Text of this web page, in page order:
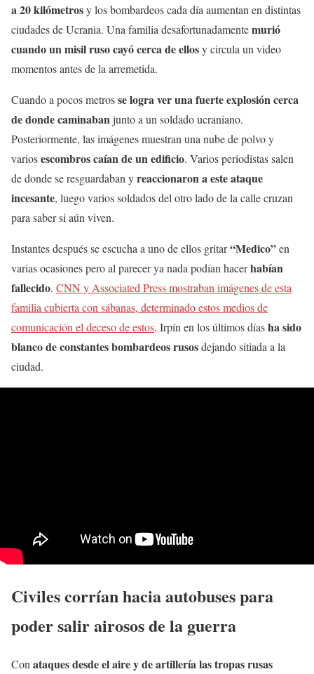
a 20 kilómetrosy los bombardeos cada día aumentan en distintas
ciudades de Ucrania. Una familia desafortunadamentemurió
cuando un misil ruso cayó cerca de ellosy circula un video
momentos antes de la arremetida.
Cuando a pocos metrosse logra ver una fuerte explosión cerca
de donde caminabanjunto a un soldado ucraniano.
Posteriormente, las imágenes muestran una nube de polvo y
variosescombros caían de un edificio. Varios periodistas salen
de donde se resguardaban yreaccionaron a este ataque
incesante, luego varios soldados del otro lado de la calle cruzan
para saber si aún viven.
Instantes después se escucha a uno de ellos gritar“Medico”en
varias ocasiones pero al parecer ya nada podían hacerhabían
fallecido. CNN y Associated Press mostraban imágenes de esta
familia cubierta con sábanas, determinado estos medios de
comunicación el deceso de estos. Irpín en los últimos díasha sido
blanco de constantes bombardeos rusosdejando sitiada a la
ciudad.
Civiles corrían hacia autobuses para
poder salir airosos de la guerra
Con ataques desde el aire y de artillería las tropas rusas